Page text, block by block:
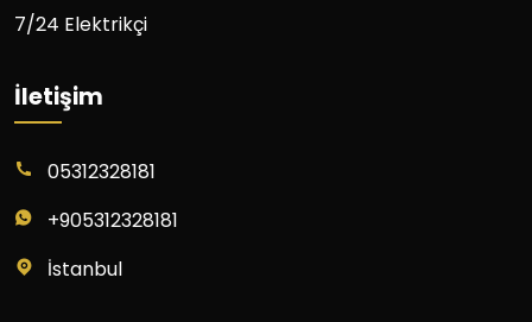
7/24 Elektrikçi
İletişim
05312328181
+905312328181
İstanbul